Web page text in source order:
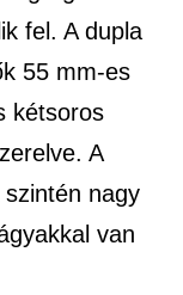
fel. A dupla
55 mm-es
kétsoros
A
nagy
van